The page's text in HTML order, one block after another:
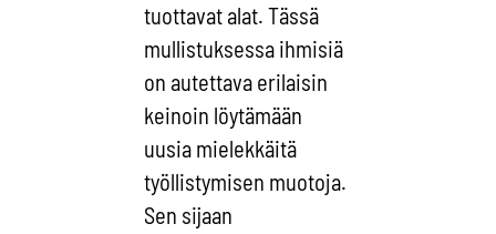
tuottavat alat. Tässä
mullistuksessa ihmisiä
on autettava erilaisin
keinoin löytämään
uusia mielekkäitä
työllistymisen muotoja.
Sen sijaan